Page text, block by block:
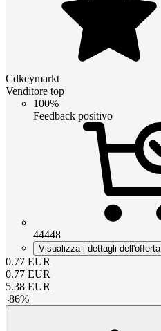
Cdkeymarkt
Venditore top
100%
Feedback positivo
44448
Visualizza i dettagli dell'offerta
0.77 EUR
0.77 EUR
5.38 EUR
-86%